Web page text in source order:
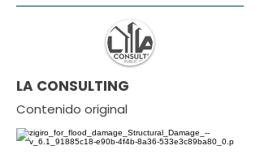
LA CONSULTING
Contenido original